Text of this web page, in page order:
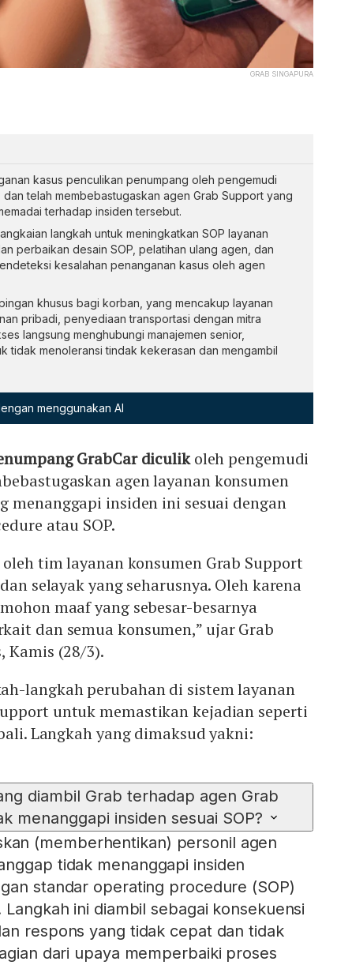
GRAB SINGAPURA
kasus penculikan penumpang oleh pengemudi
telah membebastugaskan agen Grab Support yang
terhadap insiden tersebut.
langkah untuk meningkatkan SOP layanan
perbaikan desain SOP, pelatihan ulang agen, dan
kesalahan penanganan kasus oleh agen
khusus bagi korban, yang mencakup layanan
pribadi, penyediaan transportasi dengan mitra
langsung menghubungi manajemen senior,
tidak menoleransi tindak kekerasan dan mengambil
menggunakan AI
GrabCar diculikoleh pengemudi
agen layanan konsumen
menanggapi insiden ini sesuai dengan
atau SOP.
oleh tim layanan konsumen Grab Support
selayak yang seharusnya. Oleh karena
maaf yang sebesar-besarnya
dan semua konsumen,” ujar Grab
Kamis (28/3).
langkah perubahan di sistem layanan
untuk memastikan kejadian seperti
Langkah yang dimaksud yakni:
diambil Grab terhadap agen Grab
menanggapi insiden sesuai SOP?
(memberhentikan) personil agen
tidak menanggapi insiden
standar operating procedure (SOP)
ini diambil sebagai konsekuensi
respons yang tidak cepat dan tidak
dari upaya memperbaiki proses